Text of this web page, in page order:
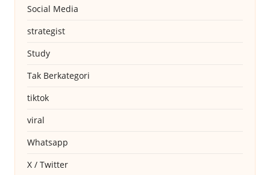
Social Media
strategist
Study
Tak Berkategori
tiktok
viral
Whatsapp
X / Twitter